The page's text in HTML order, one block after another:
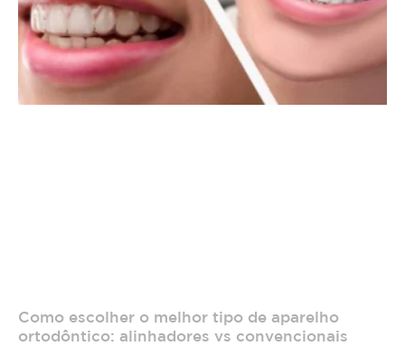
Como escolher o melhor tipo de aparelho
ortodôntico: alinhadores vs convencionais